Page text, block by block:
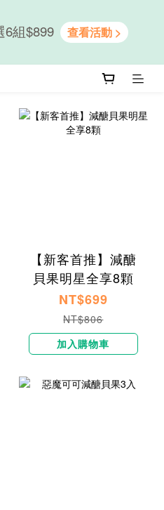
6組$899
6組$899
LINE註冊再送優格吐司
【新客首推】減醣
貝果明星全享8顆
NT$699
NT$806
加入購物車